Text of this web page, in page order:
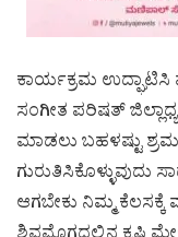
ಕಾರ್ಯಕ್ರಮ ಉದ್ಘಾಟಿಸಿ
ಸಂಗೀತ ಪರಿಷತ್
ಮಾಡಲು ಬಹಳಷ್ಟು ಶ್ರಮ
ಗುರುತಿಸಿಕೊಳ್ಳುವುದು
ಆಗಬೇಕು ನಿಮ್ಮ ಕೆಲಸಕ್ಕೆ